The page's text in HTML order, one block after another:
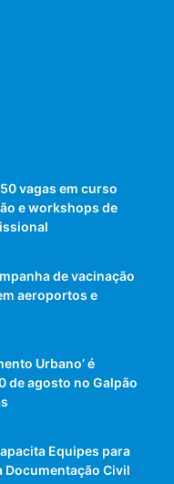
vagas em curso
e workshops de
de vacinação
aeroportos e
Urbano’ é
de agosto no Galpão
Equipes para
Documentação Civil